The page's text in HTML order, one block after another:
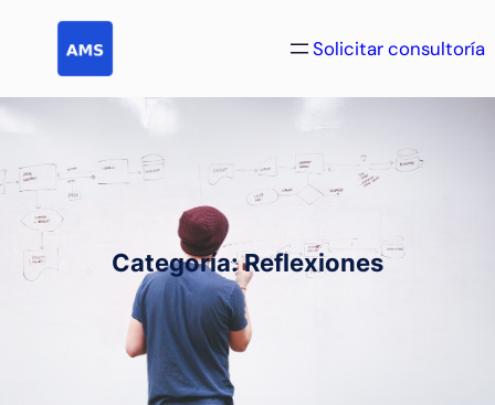
contenido
Solicitar consultoría
Categoría:Reflexiones